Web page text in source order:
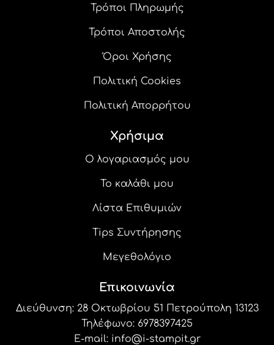
Τρόποι Πληρωμής
Τρόποι Αποστολής
Όροι Χρήσης
Πολιτική Cookies
Πολιτική Απορρήτου
Χρήσιμα
Ο λογαριασμός μου
Το καλάθι μου
Λίστα Επιθυμιών
Tips Συντήρησης
Μεγεθολόγιο
Επικοινωνία
Διεύθυνση: 28 Οκτωβρίου 51 Πετρούπολη 13123
Τηλέφωνο: 6978397425
E-mail: info@i-stampit.gr